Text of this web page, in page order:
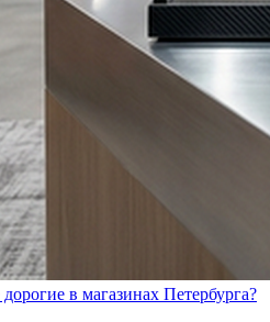
в магазинах Петербурга?